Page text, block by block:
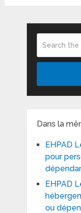
Dans la
EHPAD
pour
EHPAD
ou